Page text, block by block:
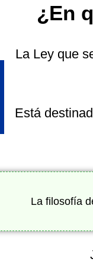
¿En
La Ley que
Está
La filosofía